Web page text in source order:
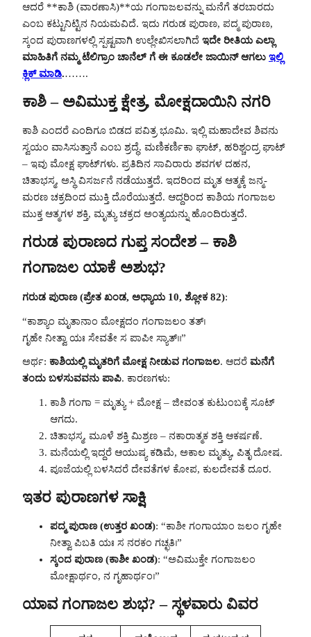
ಆದರೆ **ಕಾಶಿ (ವಾರಣಾಸಿ)**ಯ ಗಂಗಾಜಲವನ್ನು ಮನೆಗೆ ತರಬಾರದು
ಎಂಬ ಕಟ್ಟುನಿಟ್ಟಿನ ನಿಯಮವಿದೆ. ಇದು ಗರುಡ ಪುರಾಣ, ಪದ್ಮ ಪುರಾಣ,
ಸ್ಕಂದ ಪುರಾಣಗಳಲ್ಲಿ ಸ್ಪಷ್ಟವಾಗಿ ಉಲ್ಲೇಖಿಸಲಾಗಿದೆ ಇದೇ ರೀತಿಯ ಎಲ್ಲಾ
ಮಾಹಿತಿಗೆ ನಮ್ಮ ಟೆಲಿಗ್ರಾಂ ಚಾನೆಲ್ ಗೆ ಈ ಕೂಡಲೇ ಜಾಯಿನ್ ಆಗಲು ಇಲ್ಲಿ
ಕ್ಲಿಕ್ ಮಾಡಿ.…….
ಕಾಶಿ – ಅವಿಮುಕ್ತ ಕ್ಷೇತ್ರ, ಮೋಕ್ಷದಾಯಿನಿ ನಗರಿ
ಕಾಶಿ ಎಂದರೆ ಎಂದಿಗೂ ಬಿಡದ ಪವಿತ್ರ ಭೂಮಿ. ಇಲ್ಲಿ ಮಹಾದೇವ ಶಿವನು
ಸ್ವಯಂ ವಾಸಿಸುತ್ತಾನೆ ಎಂಬ ಶ್ರದ್ಧೆ. ಮಣಿಕರ್ಣಿಕಾ ಘಾಟ್, ಹರಿಶ್ಚಂದ್ರ ಘಾಟ್
– ಇವು ಮೋಕ್ಷ ಘಾಟ್‌ಗಳು. ಪ್ರತಿದಿನ ಸಾವಿರಾರು ಶವಗಳ ದಹನ,
ಚಿತಾಭಸ್ಮ, ಅಸ್ಥಿ ವಿಸರ್ಜನೆ ನಡೆಯುತ್ತದೆ. ಇದರಿಂದ ಮೃತ ಆತ್ಮಕ್ಕೆ ಜನ್ಮ-
ಮರಣ ಚಕ್ರದಿಂದ ಮುಕ್ತಿ ದೊರೆಯುತ್ತದೆ. ಆದ್ದರಿಂದ ಕಾಶಿಯ ಗಂಗಾಜಲ
ಮುಕ್ತ ಆತ್ಮಗಳ ಶಕ್ತಿ, ಮೃತ್ಯು ಚಕ್ರದ ಅಂತ್ಯಯನ್ನು ಹೊಂದಿರುತ್ತದೆ.
ಗರುಡ ಪುರಾಣದ ಗುಪ್ತ ಸಂದೇಶ – ಕಾಶಿ
ಗಂಗಾಜಲ ಯಾಕೆ ಅಶುಭ?
ಗರುಡ ಪುರಾಣ (ಪ್ರೇತ ಖಂಡ, ಅಧ್ಯಾಯ 10, ಶ್ಲೋಕ 82):
“ಕಾಶ್ಯಾಂ ಮೃತಾನಾಂ ಮೋಕ್ಷದಂ ಗಂಗಾಜಲಂ ತತ್।
ಗೃಹೇ ನೀತ್ವಾ ಯಃ ಸೇವತೇ ಸ ಪಾಪೀ ಸ್ಯಾತ್॥”
ಅರ್ಥ: ಕಾಶಿಯಲ್ಲಿ ಮೃತರಿಗೆ ಮೋಕ್ಷ ನೀಡುವ ಗಂಗಾಜಲ. ಆದರೆ ಮನೆಗೆ
ತಂದು ಬಳಸುವವನು ಪಾಪಿ. ಕಾರಣಗಳು:
ಕಾಶಿ ಗಂಗಾ = ಮೃತ್ಯು + ಮೋಕ್ಷ – ಜೀವಂತ ಕುಟುಂಬಕ್ಕೆ ಸೂಟ್
ಆಗದು.
ಚಿತಾಭಸ್ಮ, ಮೂಳೆ ಶಕ್ತಿ ಮಿಶ್ರಣ – ನಕಾರಾತ್ಮಕ ಶಕ್ತಿ ಆಕರ್ಷಣೆ.
ಮನೆಯಲ್ಲಿ ಇದ್ದರೆ ಆಯುಷ್ಯ ಕಡಿಮೆ, ಅಕಾಲ ಮೃತ್ಯು, ಪಿತೃ ದೋಷ.
ಪೂಜೆಯಲ್ಲಿ ಬಳಸಿದರೆ ದೇವತೆಗಳ ಕೋಪ, ಕುಲದೇವತೆ ದೂರ.
ಇತರ ಪುರಾಣಗಳ ಸಾಕ್ಷಿ
ಪದ್ಮ ಪುರಾಣ (ಉತ್ತರ ಖಂಡ): “ಕಾಶೀ ಗಂಗಾಯಾಂ ಜಲಂ ಗೃಹೇ
ನೀತ್ವಾ ಪಿಬತಿ ಯಃ ಸ ನರಕಂ ಗಚ್ಛತಿ।”
ಸ್ಕಂದ ಪುರಾಣ (ಕಾಶೀ ಖಂಡ): “ಅವಿಮುಕ್ತೇ ಗಂಗಾಜಲಂ
ಮೋಕ್ಷಾರ್ಥಂ, ನ ಗೃಹಾರ್ಥಂ।”
ಯಾವ ಗಂಗಾಜಲ ಶುಭ? – ಸ್ಥಳವಾರು ವಿವರ